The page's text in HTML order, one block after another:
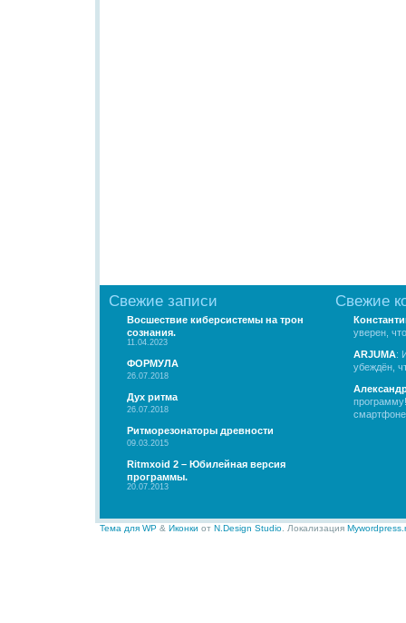
Свежие записи
Восшествие киберсистемы на трон
сознания.
11.04.2023
ФОРМУЛА
26.07.2018
Дух ритма
26.07.2018
Ритморезонаторы древности
09.03.2015
Ritmxoid 2 – Юбилейная версия
программы.
20.07.2013
Свежие
уверен,
ARJUMA:
убеждён,
Тема для WP & Иконки от N.Design Studio . Локализация